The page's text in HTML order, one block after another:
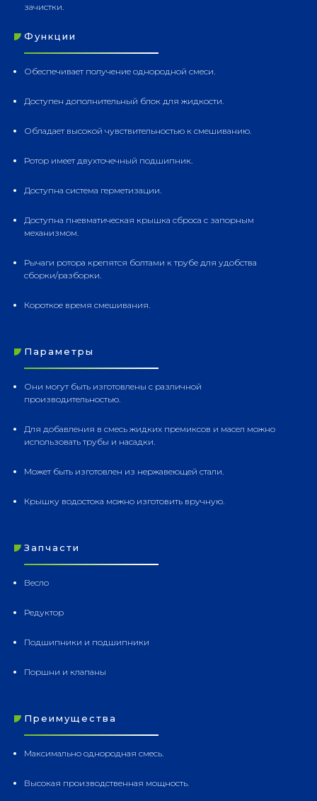
зачистки.
Функции
Обеспечивает получение однородной смеси.
Доступен дополнительный блок для жидкости.
Обладает высокой чувствительностью к смешиванию.
Ротор имеет двухточечный подшипник.
Доступна система герметизации.
Доступна пневматическая крышка сброса с запорным
механизмом.
Рычаги ротора крепятся болтами к трубе для удобства
сборки/разборки.
Короткое время смешивания.
Параметры
Они могут быть изготовлены с различной
производительностью.
Для добавления в смесь жидких премиксов и масел можно
использовать трубы и насадки.
Может быть изготовлен из нержавеющей стали.
Крышку водостока можно изготовить вручную.
Запчасти
Весло
Редуктор
Подшипники и подшипники
Поршни и клапаны
Преимущества
Максимально однородная смесь.
Высокая производственная мощность.